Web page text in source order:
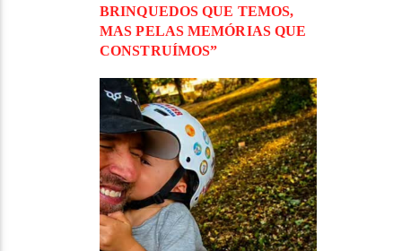
BRINQUEDOS QUE TEMOS,
MAS PELAS MEMÓRIAS QUE
CONSTRUÍMOS”